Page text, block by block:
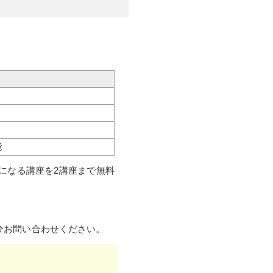
なる講座を2講座まで無料
問い合わせください。